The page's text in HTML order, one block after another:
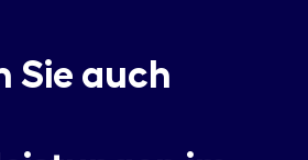
Sie auch